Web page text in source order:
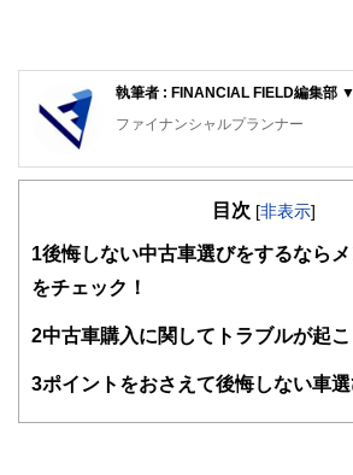
執筆者 : FINANCIAL FIELD編集部 ▼
ファイナンシャルプランナー
FinancialField編集部は、金融、経
知識がない方でも理解できるようわ
得者を中心に「お金や暮らし」に関
関わることで、読者目線のコンテン
FinancialFieldの特徴は、ファイナ
ドバイザー、DCプランナー、公認
目次 [非表示]
1 後悔しない中古車選びをするなら
をチェック！
2中古車購入に関してトラブルが起
3ポイントをおさえて後悔しない車